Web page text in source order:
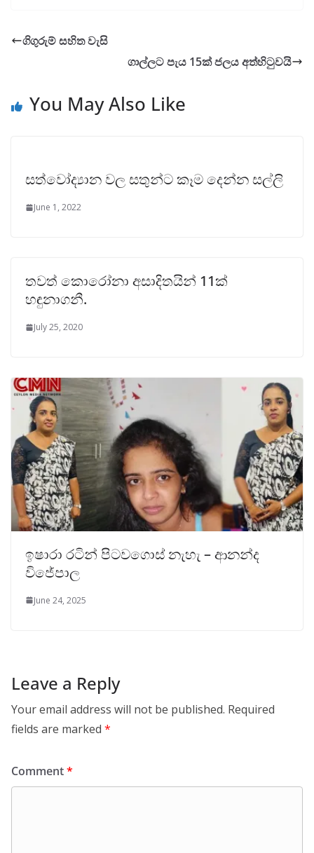
ගිගුරුම් සහිත වැසි
ගාල්ලට පැය 15ක් ජලය අත්හිටුවයි
You May Also Like
සත්වෝද්‍යාන වල සතුන්ට ‌කෑම දෙන්න සල්ලි
June 1, 2022
තවත් කොරෝනා අසාදිතයින් 11ක්
හඳුනාගනී.
July 25, 2020
ඉෂාරා රටින් පිටවගොස් නැහැ – ආනන්ද
විජේපාල
June 24, 2025
Leave a Reply
Your email address will not be published. Required
fields are marked *
Comment*